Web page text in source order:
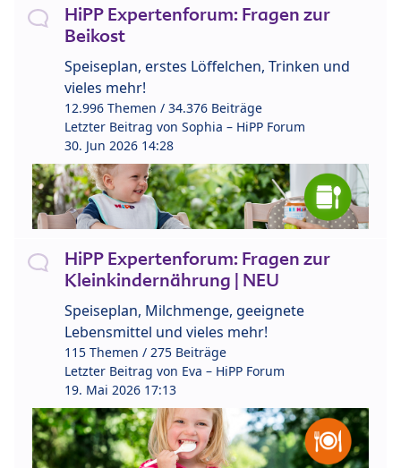
HiPP Expertenforum: Fragen zur
Beikost
Speiseplan, erstes Löffelchen, Trinken und
vieles mehr!
12.996 Themen / 34.376 Beiträge
Letzter Beitrag von Sophia – HiPP Forum
30. Jun 2026 14:28
HiPP Expertenforum: Fragen zur
Kleinkindernährung | NEU
Speiseplan, Milchmenge, geeignete
Lebensmittel und vieles mehr!
115 Themen / 275 Beiträge
Letzter Beitrag von Eva – HiPP Forum
19. Mai 2026 17:13